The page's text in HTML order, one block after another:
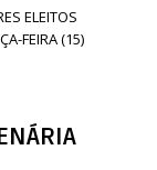
ELEITOS
FEIRA (15)